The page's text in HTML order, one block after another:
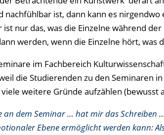
nachfühlbar ist, dann kann es
ist nur das, was die Einzelne während
werden, wenn die Einzelne hört, was
im Fachbereich
die Studierenden zu den Seminaren
weitere Gründe aufzählen (bewusst
an dem Seminar … hat mir das Schreiben
Ebene ermöglicht werden kann: